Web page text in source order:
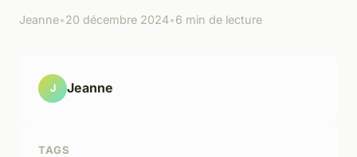
Jeanne•20 décembre 2024•6 min de lecture
J Jeanne
TAGS